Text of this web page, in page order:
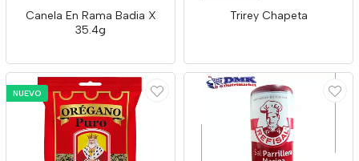
Canela En Rama Badia X
35.4g
Trirey Chapeta
NUEVO